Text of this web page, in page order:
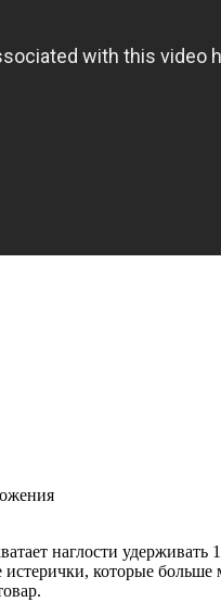
наглости
которые